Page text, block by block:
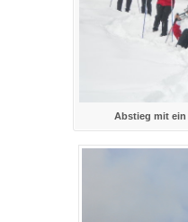
Abstieg mit ein